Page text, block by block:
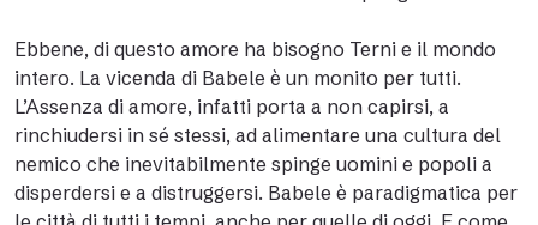
Ebbene, di questo amore ha bisogno Terni e il mondo
intero. La vicenda di Babele è un monito per tutti.
L’Assenza di amore, infatti porta a non capirsi, a
rinchiudersi in sé stessi, ad alimentare una cultura del
nemico che inevitabilmente spinge uomini e popoli a
disperdersi e a distruggersi. Babele è paradigmatica per